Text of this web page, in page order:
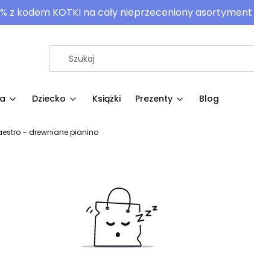
z kodem KOTKI na cały nieprzeceniony asortyment
Dziecko Książki Prezenty Blog
– drewniane pianino